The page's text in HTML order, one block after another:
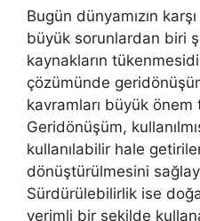
Bugün dünyamızın
büyük sorunlardan biri
kaynakların
çözümünde
kavramları büyük önem
Geridönüşüm,
kullanılabilir hale
dönüştürülmesini
Sürdürülebilirlik ise
verimli bir şekilde